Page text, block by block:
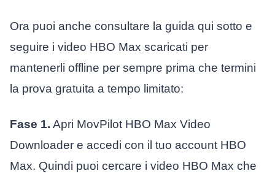
Ora puoi anche consultare la guida qui sotto e
seguire i video HBO Max scaricati per
mantenerli offline per sempre prima che termini
la prova gratuita a tempo limitato:
Fase 1. Apri MovPilot HBO Max Video
Downloader e accedi con il tuo account HBO
Max. Quindi puoi cercare i video HBO Max che